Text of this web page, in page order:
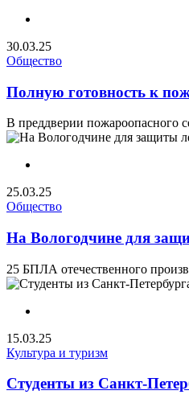
30.03.25
Общество
Полную готовность к
В преддверии пожароопасного
25.03.25
Общество
На Вологодчине для
25 БПЛА отечественного
15.03.25
Культура и туризм
Студенты из Санкт-